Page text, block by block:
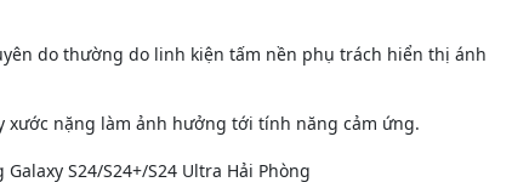
do thường do linh kiện tấm nền phụ trách hiển thị ánh
nặng làm ảnh hưởng tới tính năng cảm ứng.